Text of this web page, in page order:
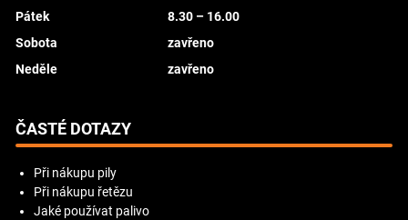
Pátek
8.30 – 16.00
Sobota
zavřeno
Neděle
zavřeno
ČASTÉ DOTAZY
Při nákupu pily
Při nákupu řetězu
Jaké používat palivo